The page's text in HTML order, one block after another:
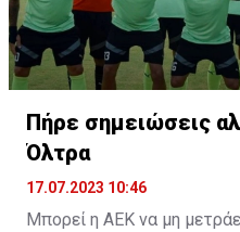
Πήρε σημειώσεις
Όλτρα
17.07.2023 10:46
Μπορεί η ΑΕΚ να μη